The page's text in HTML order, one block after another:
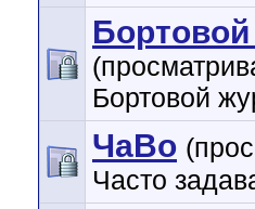
Бортовой
ЧаВо
Часто